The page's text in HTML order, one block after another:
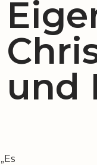
und
„Es